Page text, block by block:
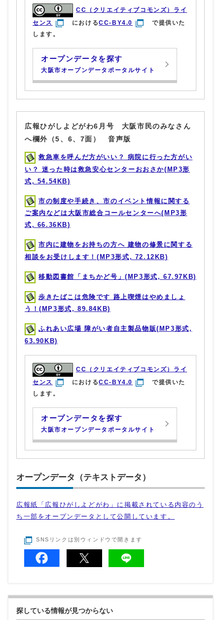
CC（クリエイティブコモンズ）ライ
センス
におけるCC-BY4.0
で提供いた
します。
オープンデータを探す
大阪市オープンデータポータルサイト
広報ひがしよどがわ6月号 大阪市民のみなさん
へ欄外（5、6、7面） 音声版
救急車を呼んだ方がいい？ 病院に行った方がい
い？ 迷った時は救急安心センターおおさか(MP3形
式, 54.54KB)
市の制度や手続き、市のイベント情報に関する
ご案内などは大阪市総合コールセンターへ(MP3形
式, 66.36KB)
市内に建物をお持ちの方へ 建物の修景に関する
相談をお受けします！(MP3形式, 72.12KB)
移動図書館「まちかど号」(MP3形式, 67.97KB)
歩きたばこは危険です 路上喫煙はやめましょ
う！(MP3形式, 89.84KB)
ふれあい広場 障がい者自主製品物販(MP3形式,
63.90KB)
CC（クリエイティブコモンズ）ライ
センス
におけるCC-BY4.0
で提供いた
します。
オープンデータを探す
大阪市オープンデータポータルサイト
オープンデータ（テキストデータ）
広報紙「広報ひがしよどがわ」に掲載されている内容のう
ち一部をオープンデータとして公開しています。
SNSリンクは別ウィンドウで開きます
探している情報が見つからない